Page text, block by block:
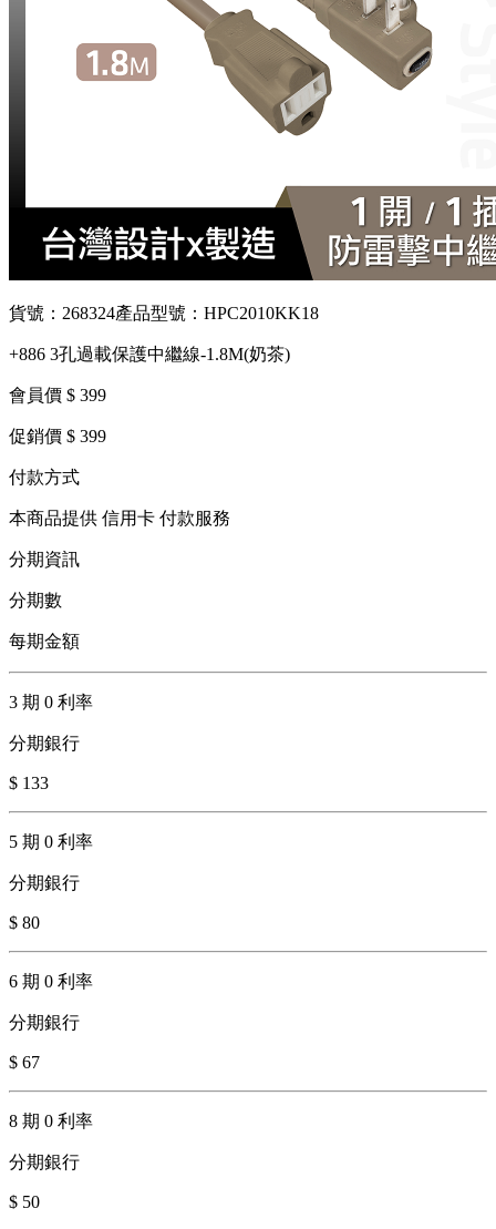
貨號：268324產品型號：HPC2010KK18
+886 3孔過載保護中繼線-1.8M(奶茶)
會員價 $ 399
促銷價 $ 399
付款方式
本商品提供 信用卡 付款服務
分期資訊
分期數
每期金額
3 期 0 利率
分期銀行
$ 133
5 期 0 利率
分期銀行
$ 80
6 期 0 利率
分期銀行
$ 67
8 期 0 利率
分期銀行
$ 50